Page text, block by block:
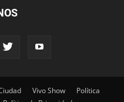
Vivo Show
Política